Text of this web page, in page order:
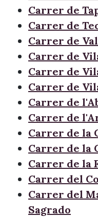
Carrer de
Carrer de
Carrer de
Carrer de
Carrer de
Carrer de
Carrer de
Carrer de
Carrer de la
Carrer de la
Carrer de la
Carrer del
Carrer del
Sagrado